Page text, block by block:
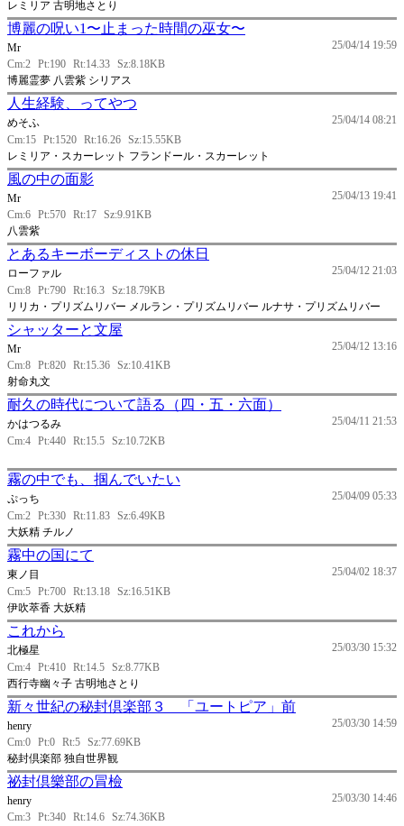
レミリア 古明地さとり
博麗の呪い1〜止まった時間の巫女〜
25/04/14 19:59
Mr
Cm:2 Pt:190 Rt:14.33 Sz:8.18KB
博麗霊夢 八雲紫 シリアス
人生経験、ってやつ
25/04/14 08:21
めそふ
Cm:15 Pt:1520 Rt:16.26 Sz:15.55KB
レミリア・スカーレット フランドール・スカーレット
風の中の面影
25/04/13 19:41
Mr
Cm:6 Pt:570 Rt:17 Sz:9.91KB
八雲紫
とあるキーボーディストの休日
25/04/12 21:03
ローファル
Cm:8 Pt:790 Rt:16.3 Sz:18.79KB
リリカ・プリズムリバー メルラン・プリズムリバー ルナサ・プリズムリバー
シャッターと文屋
25/04/12 13:16
Mr
Cm:8 Pt:820 Rt:15.36 Sz:10.41KB
射命丸文
耐久の時代について語る（四・五・六面）
25/04/11 21:53
かはつるみ
Cm:4 Pt:440 Rt:15.5 Sz:10.72KB
霧の中でも、掴んでいたい
25/04/09 05:33
ぷっち
Cm:2 Pt:330 Rt:11.83 Sz:6.49KB
大妖精 チルノ
霧中の国にて
25/04/02 18:37
東ノ目
Cm:5 Pt:700 Rt:13.18 Sz:16.51KB
伊吹萃香 大妖精
これから
25/03/30 15:32
北極星
Cm:4 Pt:410 Rt:14.5 Sz:8.77KB
西行寺幽々子 古明地さとり
新々世紀の秘封倶楽部３ 「ユートピア」前
25/03/30 14:59
henry
Cm:0 Pt:0 Rt:5 Sz:77.69KB
秘封倶楽部 独自世界観
祕封倶樂部の冐檢
25/03/30 14:46
henry
Cm:3 Pt:340 Rt:14.6 Sz:74.36KB